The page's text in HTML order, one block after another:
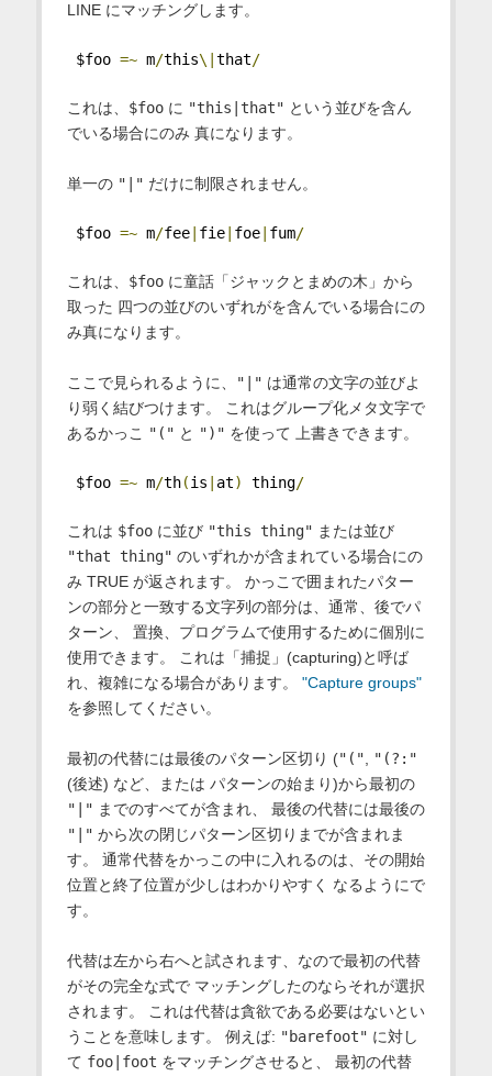
LINE にマッチングします。
$foo =~ m/this\|that/
これは、 $fooに "this|that" という並びを含ん
でいる場合にのみ 真になります。
単一の "|" だけに制限されません。
$foo =~ m/fee| fie| foe| fum/
これは、 $fooに童話「ジャックとまめの木」から
取った 四つの並びのいずれがを含んでいる場合にの
み真になります。
ここで見られるように、 "|" は通常の文字の並びよ
り弱く結びつけます。 これはグループ化メタ文字で
あるかっこ
"(" と ")" を使って 上書きできます。
$foo =~ m/th(is at) thing/
これは $fooに並び "this thing" または並び
"that thing" のいずれかが含まれている場合にの
み TRUE が返されます。 かっこで囲まれたパター
ンの部分と一致する文字列の部分は、通常、後でパ
ターン、 置換、プログラムで使用するために個別に
使用できます。 これは「捕捉」(capturing)と呼ば
れ、複雑になる場合があります。 "Capture groups"
を参照してください。
最初の代替には最後のパターン区切り ("("
"(?:"
(後述) など、または パターンの始まり)から最初の
"|" までのすべてが含まれ、 最後の代替には最後の
"|" から次の閉じパターン区切りまでが含まれま
す。 通常代替をかっこの中に入れるのは、その開始
位置と終了位置が少しはわかりやすく なるようにで
す。
代替は左から右へと試されます、なので最初の代替
がその完全な式で マッチングしたのならそれが選択
されます。 これは代替は貪欲である必要はないとい
うことを意味します。 例えば: "barefoot" に対し
て foo|foot をマッチングさせると、 最初の代替